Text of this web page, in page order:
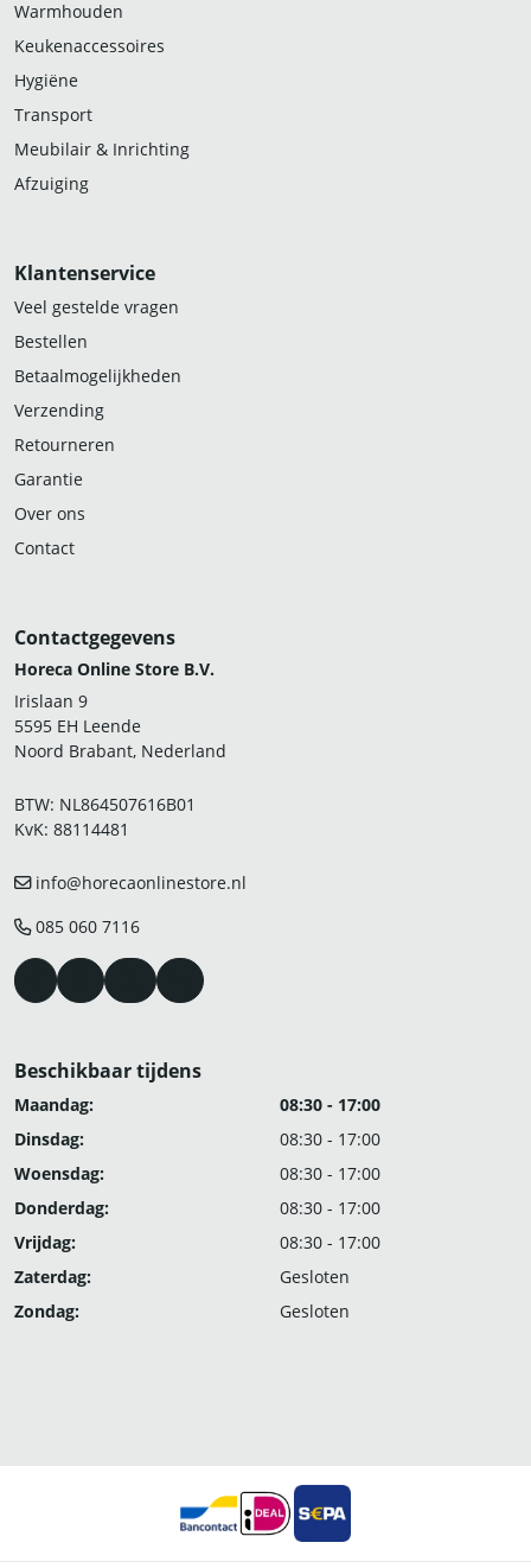
Warmhouden
Keukenaccessoires
Hygiëne
Transport
Meubilair & Inrichting
Afzuiging
Klantenservice
Veel gestelde vragen
Bestellen
Betaalmogelijkheden
Verzending
Retourneren
Garantie
Over ons
Contact
Contactgegevens
Horeca Online Store B.V.
Irislaan 9
5595 EH Leende
Noord Brabant, Nederland
BTW: NL864507616B01
KvK: 88114481
info@horecaonlinestore.nl
085 060 7116
Beschikbaar tijdens
Maandag:
08:30 - 17:00
Dinsdag:
08:30 - 17:00
Woensdag:
08:30 - 17:00
Donderdag:
08:30 - 17:00
Vrijdag:
08:30 - 17:00
Zaterdag:
Gesloten
Zondag:
Gesloten